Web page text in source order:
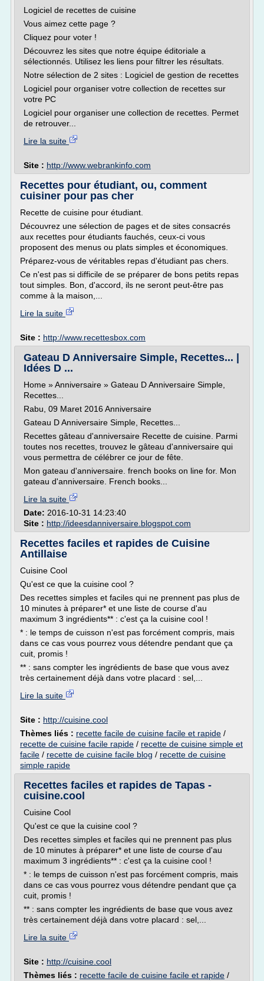
Logiciel de recettes de cuisine
Vous aimez cette page ?
Cliquez pour voter !
Découvrez les sites que notre équipe éditoriale a
sélectionnés. Utilisez les liens pour filtrer les résultats.
Notre sélection de 2 sites : Logiciel de gestion de recettes
Logiciel pour organiser votre collection de recettes sur
votre PC
Logiciel pour organiser une collection de recettes. Permet
de retrouver...
Lire la suite
Site : http://www.webrankinfo.com
Recettes pour étudiant, ou, comment
cuisiner pour pas cher
Recette de cuisine pour étudiant.
Découvrez une sélection de pages et de sites consacrés
aux recettes pour étudiants fauchés, ceux-ci vous
proposent des menus ou plats simples et économiques.
Préparez-vous de véritables repas d'étudiant pas chers.
Ce n'est pas si difficile de se préparer de bons petits repas
tout simples. Bon, d'accord, ils ne seront peut-être pas
comme à la maison,...
Lire la suite
Site : http://www.recettesbox.com
Gateau D Anniversaire Simple, Recettes... |
Idées D ...
Home » Anniversaire » Gateau D Anniversaire Simple,
Recettes...
Rabu, 09 Maret 2016 Anniversaire
Gateau D Anniversaire Simple, Recettes...
Recettes gâteau d'anniversaire Recette de cuisine. Parmi
toutes nos recettes, trouvez le gâteau d'anniversaire qui
vous permettra de célébrer ce jour de fête.
Mon gateau d'anniversaire. french books on line for. Mon
gateau d'anniversaire. French books...
Lire la suite
Date: 2016-10-31 14:23:40
Site : http://ideesdanniversaire.blogspot.com
Recettes faciles et rapides de Cuisine
Antillaise
Cuisine Cool
Qu'est ce que la cuisine cool ?
Des recettes simples et faciles qui ne prennent pas plus de
10 minutes à préparer* et une liste de course d'au
maximum 3 ingrédients** : c'est ça la cuisine cool !
* : le temps de cuisson n'est pas forcément compris, mais
dans ce cas vous pourrez vous détendre pendant que ça
cuit, promis !
** : sans compter les ingrédients de base que vous avez
très certainement déjà dans votre placard : sel,...
Lire la suite
Site : http://cuisine.cool
Thèmes liés : recette facile de cuisine facile et rapide /
recette de cuisine facile rapide / recette de cuisine simple et
facile / recette de cuisine facile blog / recette de cuisine
simple rapide
Recettes faciles et rapides de Tapas -
cuisine.cool
Cuisine Cool
Qu'est ce que la cuisine cool ?
Des recettes simples et faciles qui ne prennent pas plus
de 10 minutes à préparer* et une liste de course d'au
maximum 3 ingrédients** : c'est ça la cuisine cool !
* : le temps de cuisson n'est pas forcément compris, mais
dans ce cas vous pourrez vous détendre pendant que ça
cuit, promis !
** : sans compter les ingrédients de base que vous avez
très certainement déjà dans votre placard : sel,...
Lire la suite
Site : http://cuisine.cool
Thèmes liés : recette facile de cuisine facile et rapide /